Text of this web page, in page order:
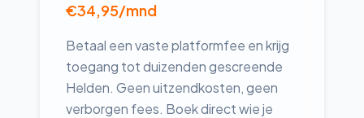
€34,95/mnd
Betaal een vaste platformfee en krijg
toegang tot duizenden gescreende
Helden. Geen uitzendkosten, geen
verborgen fees. Boek direct wie je